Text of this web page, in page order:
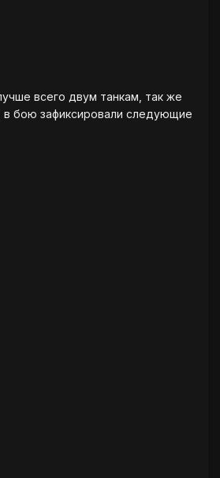
всего двум танкам, так же
в бою зафиксировали следующие